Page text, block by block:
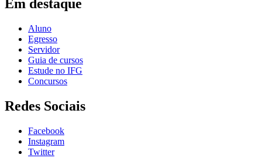
Em destaque
Aluno
Egresso
Servidor
Guia de cursos
Estude no IFG
Concursos
Redes Sociais
Facebook
Instagram
Twitter